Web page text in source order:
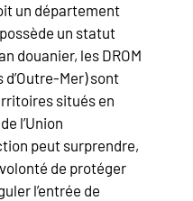
un département
un statut
douanier, les DROM
Mer) sont
situés en
l’Union
peut surprendre,
de protéger
l’entrée de